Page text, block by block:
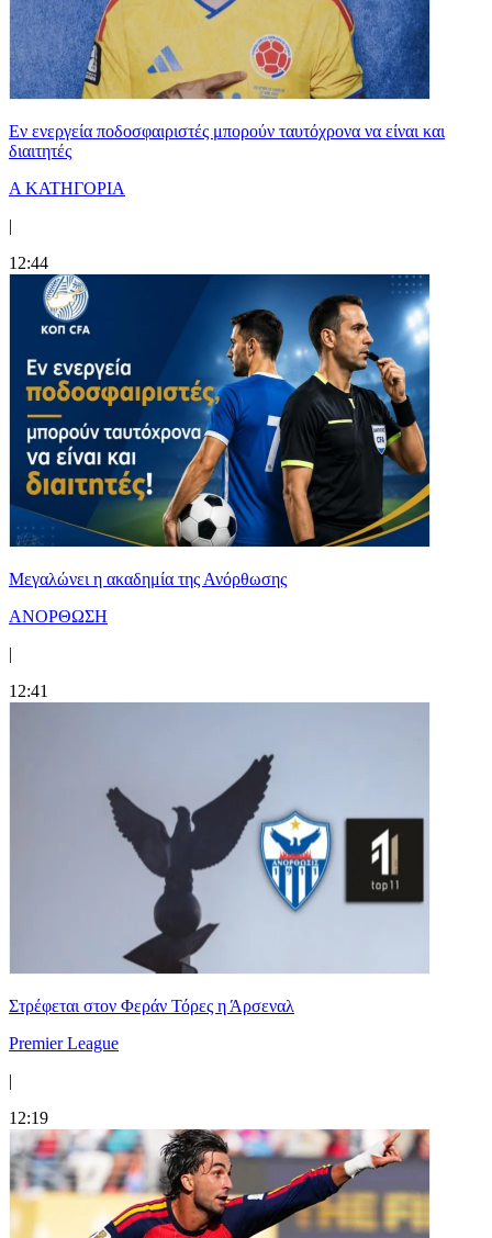
Εν ενεργεία ποδοσφαιριστές μπορούν ταυτόχρονα να είναι και
διαιτητές
Α ΚΑΤΗΓΟΡΙΑ
|
12:44
Μεγαλώνει η ακαδημία της Ανόρθωσης
ΑΝΟΡΘΩΣΗ
|
12:41
Στρέφεται στον Φεράν Τόρες η Άρσεναλ
Premier League
|
12:19